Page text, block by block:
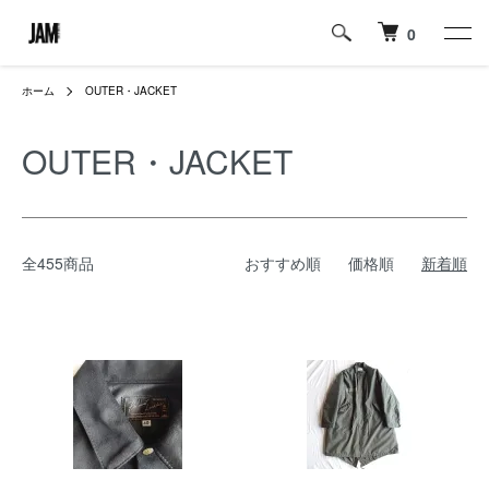
0
ホーム OUTER・JACKET
OUTER・JACKET
全455商品 おすすめ順 価格順 新着順